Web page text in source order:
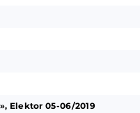
Elektor 05-06/2019